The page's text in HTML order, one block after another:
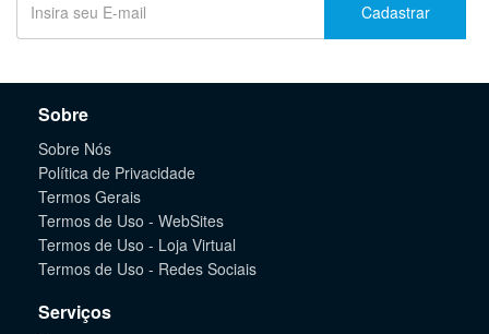
Cadastrar
Sobre
Sobre Nós
Política de Privacidade
Termos Gerais
Termos de Uso - WebSites
Termos de Uso - Loja Virtual
Termos de Uso - Redes Sociais
Serviços